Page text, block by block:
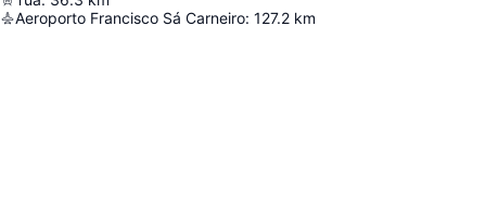
Aeroporto Francisco Sá Carneiro: 127.2 km